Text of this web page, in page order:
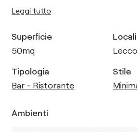
Leggi tutto
Superficie
50mq
Tipologia
Bar - Ristorante
Stile
Ambienti